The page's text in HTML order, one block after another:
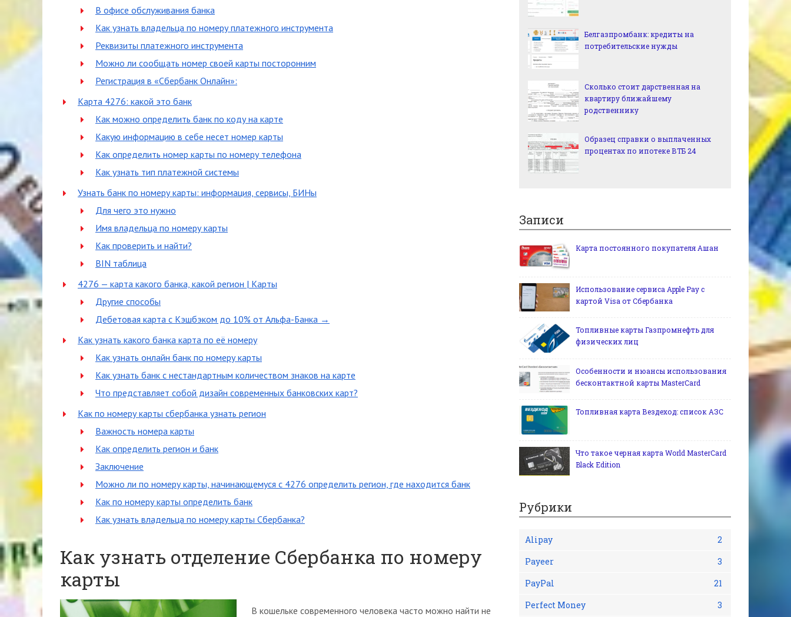
В офисе обслуживания банка
Как узнать владельца по номеру платежного инструмента
Реквизиты платежного инструмента
Можно ли сообщать номер своей карты посторонним
Регистрация в «Сбербанк Онлайн»:
Карта 4276: какой это банк
Как можно определить банк по коду на карте
Какую информацию в себе несет номер карты
Как определить номер карты по номеру телефона
Как узнать тип платежной системы
Узнать банк по номеру карты: информация, сервисы, БИНы
Для чего это нужно
Имя владельца по номеру карты
Как проверить и найти?
BIN таблица
4276 — карта какого банка, какой регион | Карты
Другие способы
Дебетовая карта с Кэшбэком до 10% от Альфа-Банка →
Как узнать какого банка карта по её номеру
Как узнать онлайн банк по номеру карты
Как узнать банк с нестандартным количеством знаков на карте
Что представляет собой дизайн современных банковских карт?
Как по номеру карты сбербанка узнать регион
Важность номера карты
Как определить регион и банк
Заключение
Можно ли по номеру карты, начинающемуся с 4276 определить регион, где находится банк
Как по номеру карты определить банк
Как узнать владельца по номеру карты Сбербанка?
Как узнать отделение Сбербанка по номеру
карты
В кошельке современного человека часто можно найти не
Белгазпромбанк: кредиты на
потребительские нужды
Сколько стоит дарственная на
квартиру ближайшему
родственнику
Образец справки о выплаченных
процентах по ипотеке ВТБ 24
Записи
Карта постоянного покупателя Ашан
Использование сервиса Apple Pay c
картой Visa от Сбербанка
Топливные карты Газпромнефть для
физических лиц
Особенности и нюансы использования
бесконтактной карты MasterCard
Топливная карта Вездеход: список АЗС
Что такое черная карта World MasterCard
Black Edition
Рубрики
Alipay
2
Payeer
3
PayPal
21
Perfect Money
3